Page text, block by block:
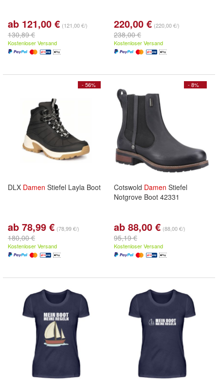
ab 121,00 € (121,00 €/)
130,89 €
Kostenloser Versand
220,00 € (220,00 €/)
238,00 €
Kostenloser Versand
- 56%
DLX Damen Stiefel Layla Boot
ab 78,99 € (78,99 €/)
180,00 €
Kostenloser Versand
- 8%
Cotswold Damen Stiefel
Notgrove Boot 42331
ab 88,00 € (88,00 €/)
95,19 €
Kostenloser Versand